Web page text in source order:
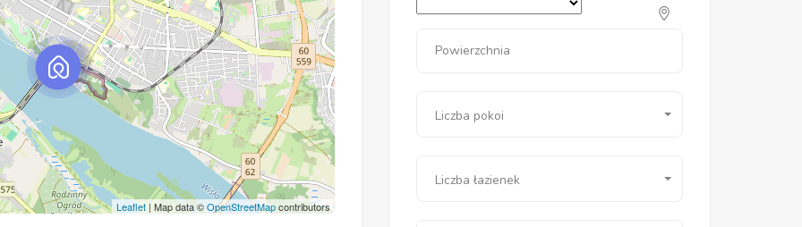
Leaflet | Map data ©OpenStreetMapcontributors
Powierzchnia
Liczba pokoi
Liczba łazienek